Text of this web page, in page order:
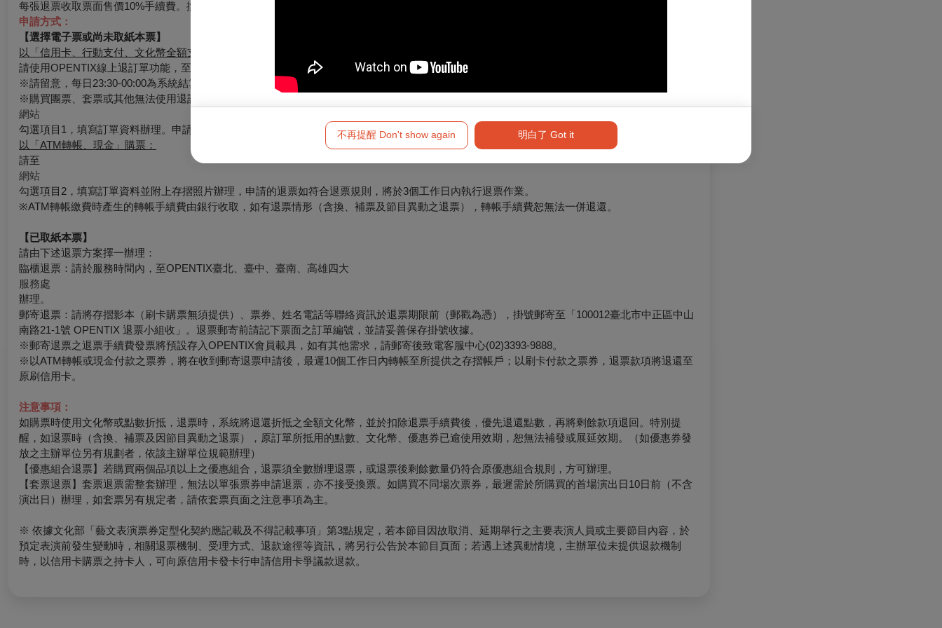
不再提醒 Don't show again 明白了 Got it
每張退票收取票面售價10%手續費。換票視同退票，需退票後重新購買。
申請方式：
【選擇電子票或尚未取紙本票】
以「信用卡、行動支付、文化幣全額支付」購票：
請使用OPENTIX線上退訂單功能，至會員＞訂單紀錄＞點入要退訂的訂單，按下「退訂單」勾選欲退項目，線上完成退訂。
※請留意，每日23:30-00:00為系統結算期間暫停服務。請務必留意退票期限，提前申請。
※購買團票、套票或其他無法使用退訂單功能時，請至
網站
勾選項目1，填寫訂單資料辦理。申請的退票如符合退票規則，將於3個工作日內執行退票作業。
以「ATM轉帳、現金」購票：
請至
網站
勾選項目2，填寫訂單資料並附上存摺照片辦理，申請的退票如符合退票規則，將於3個工作日內執行退票作業。
※ATM轉帳繳費時產生的轉帳手續費由銀行收取，如有退票情形（含換、補票及節目異動之退票），轉帳手續費恕無法一併退還。
【已取紙本票】
請由下述退票方案擇一辦理：
臨櫃退票：請於服務時間內，至OPENTIX臺北、臺中、臺南、高雄四大
服務處
辦理。
郵寄退票：請將存摺影本（刷卡購票無須提供）、票券、姓名電話等聯絡資訊於退票期限前（郵戳為憑），掛號郵寄至「100012臺北市中正區中山
南路21-1號 OPENTIX 退票小組收」。退票郵寄前請記下票面之訂單編號，並請妥善保存掛號收據。
※郵寄退票之退票手續費發票將預設存入OPENTIX會員載具，如有其他需求，請郵寄後致電客服中心(02)3393-9888。
※以ATM轉帳或現金付款之票券，將在收到郵寄退票申請後，最遲10個工作日內轉帳至所提供之存摺帳戶；以刷卡付款之票券，退票款項將退還至
原刷信用卡。
注意事項：
如購票時使用文化幣或點數折抵，退票時，系統將退還折抵之全額文化幣，並於扣除退票手續費後，優先退還點數，再將剩餘款項退回。特別提
醒，如退票時（含換、補票及因節目異動之退票），原訂單所抵用的點數、文化幣、優惠券已逾使用效期，恕無法補發或展延效期。（如優惠券發
放之主辦單位另有規劃者，依該主辦單位規範辦理）
【優惠組合退票】若購買兩個品項以上之優惠組合，退票須全數辦理退票，或退票後剩餘數量仍符合原優惠組合規則，方可辦理。
【套票退票】套票退票需整套辦理，無法以單張票券申請退票，亦不接受換票。如購買不同場次票券，最遲需於所購買的首場演出日10日前（不含
演出日）辦理，如套票另有規定者，請依套票頁面之注意事項為主。
※ 依據文化部「藝文表演票券定型化契約應記載及不得記載事項」第3點規定，若本節目因故取消、延期舉行之主要表演人員或主要節目內容，於
預定表演前發生變動時，相關退票機制、受理方式、退款途徑等資訊，將另行公告於本節目頁面；若遇上述異動情境，主辦單位未提供退款機制
時，以信用卡購票之持卡人，可向原信用卡發卡行申請信用卡爭議款退款。